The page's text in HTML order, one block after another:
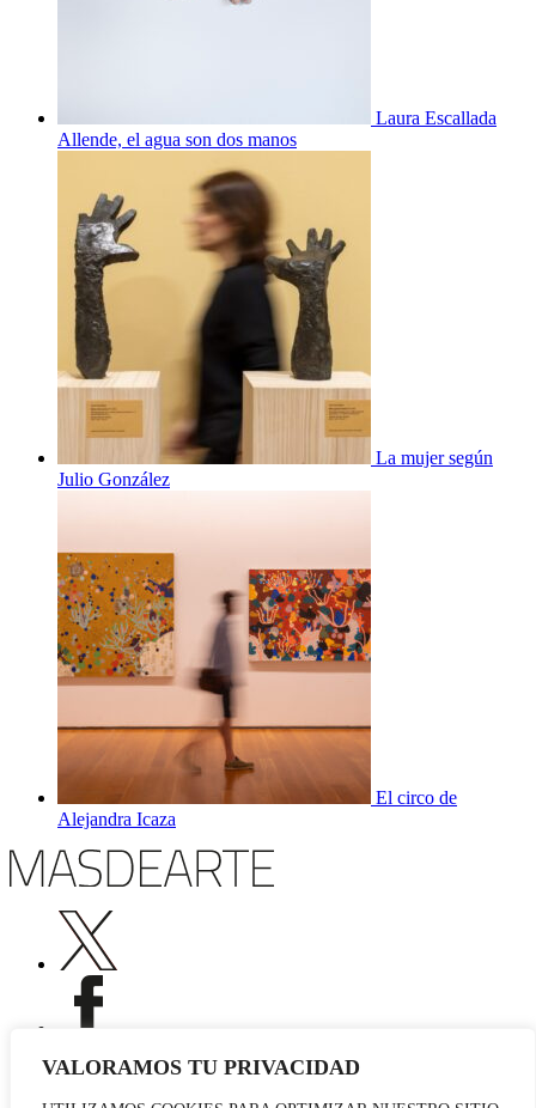
VALORAMOS TU PRIVACIDAD
Laura Escallada
Allende, el agua son dos manos
La mujer según
Julio González
El circo de
Alejandra Icaza